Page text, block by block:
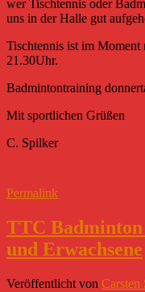
wer Tischtennis oder
uns in der Halle gut
Tischtennis ist im Moment
21.30Uhr.
Badmintontraining
Mit sportlichen Grüßen
C. Spilker
Permalink
TTC
und Erwachsene
Veröffentlicht von Carsten